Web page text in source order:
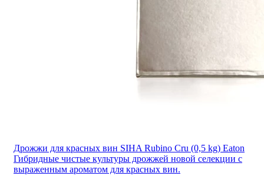
Дрожжи для красных вин SIHA Rubino Cru (0,5 kg) Eaton
Гибридные чистые культуры дрожжей новой селекции с
выраженным ароматом для красных вин.